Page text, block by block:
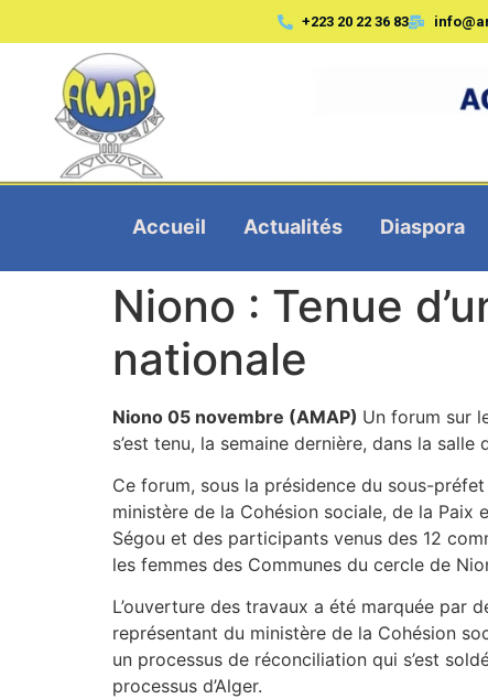
+223 20 22 36 83
Accueil Actualités Diaspora
Niono : Tenue
nationale
Niono 05 novembre (AMAP) Un forum sur
s’est tenu, la semaine dernière, dans la
Ce forum, sous la présidence du sous-
ministère de la Cohésion sociale, de la Paix
Ségou et des participants venus des 12
les femmes des Communes du cercle de
L’ouverture des travaux a été marquée par
représentant du ministère de la Cohésion
un processus de réconciliation qui s’est
processus d’Alger.